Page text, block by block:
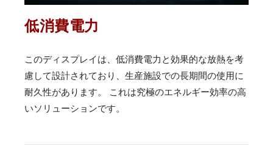
低消費電力
このディスプレイは、低消費電力と効果的な放熱を考
慮して設計されており、生産施設での長期間の使用に
耐久性があります。 これは究極のエネルギー効率の高
いソリューションです。